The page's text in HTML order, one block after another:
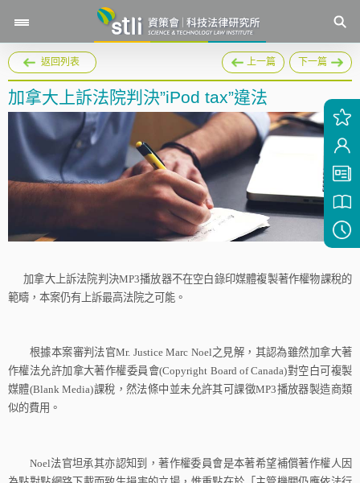
返回列表 上一篇 下一篇
加拿大上訴法院判決”iPod tax”違法
加拿大上訴法院判決MP3播放器不在空白錄印媒體複製著作權物課稅的
範疇，本案仍有上訴最高法院之可能。
根據本案審判法官Mr. Justice Marc Noel之見解，其認為雖然加拿大著
作權法允許加拿大著作權委員會(Copyright Board of Canada)對空白可複製
媒體(Blank Media)課稅，然法條中並未允許其可課徵MP3播放器製造商類
似的費用。
Noel法官坦承其亦認知到，著作權委員會是本著希望補償著作權人因